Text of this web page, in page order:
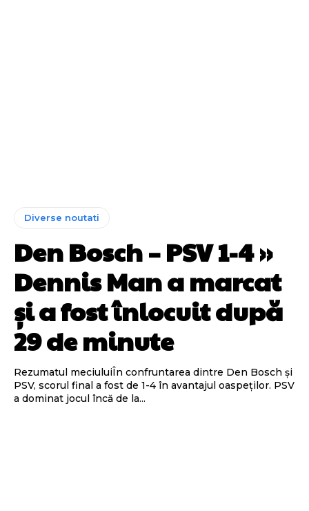
Diverse noutati
Den Bosch – PSV 1-4 »
Dennis Man a marcat
și a fost înlocuit după
29 de minute
Rezumatul meciuluiÎn confruntarea dintre Den Bosch și
PSV, scorul final a fost de 1-4 în avantajul oaspeților. PSV
a dominat jocul încă de la...